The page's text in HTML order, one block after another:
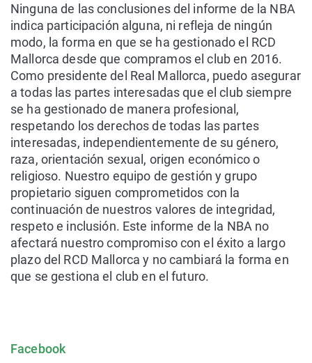
Ninguna de las conclusiones del informe de la NBA
indica participación alguna, ni refleja de ningún
modo, la forma en que se ha gestionado el RCD
Mallorca desde que compramos el club en 2016.
Como presidente del Real Mallorca, puedo asegurar
a todas las partes interesadas que el club siempre
se ha gestionado de manera profesional,
respetando los derechos de todas las partes
interesadas, independientemente de su género,
raza, orientación sexual, origen económico o
religioso. Nuestro equipo de gestión y grupo
propietario siguen comprometidos con la
continuación de nuestros valores de integridad,
respeto e inclusión. Este informe de la NBA no
afectará nuestro compromiso con el éxito a largo
plazo del RCD Mallorca y no cambiará la forma en
que se gestiona el club en el futuro.
Facebook